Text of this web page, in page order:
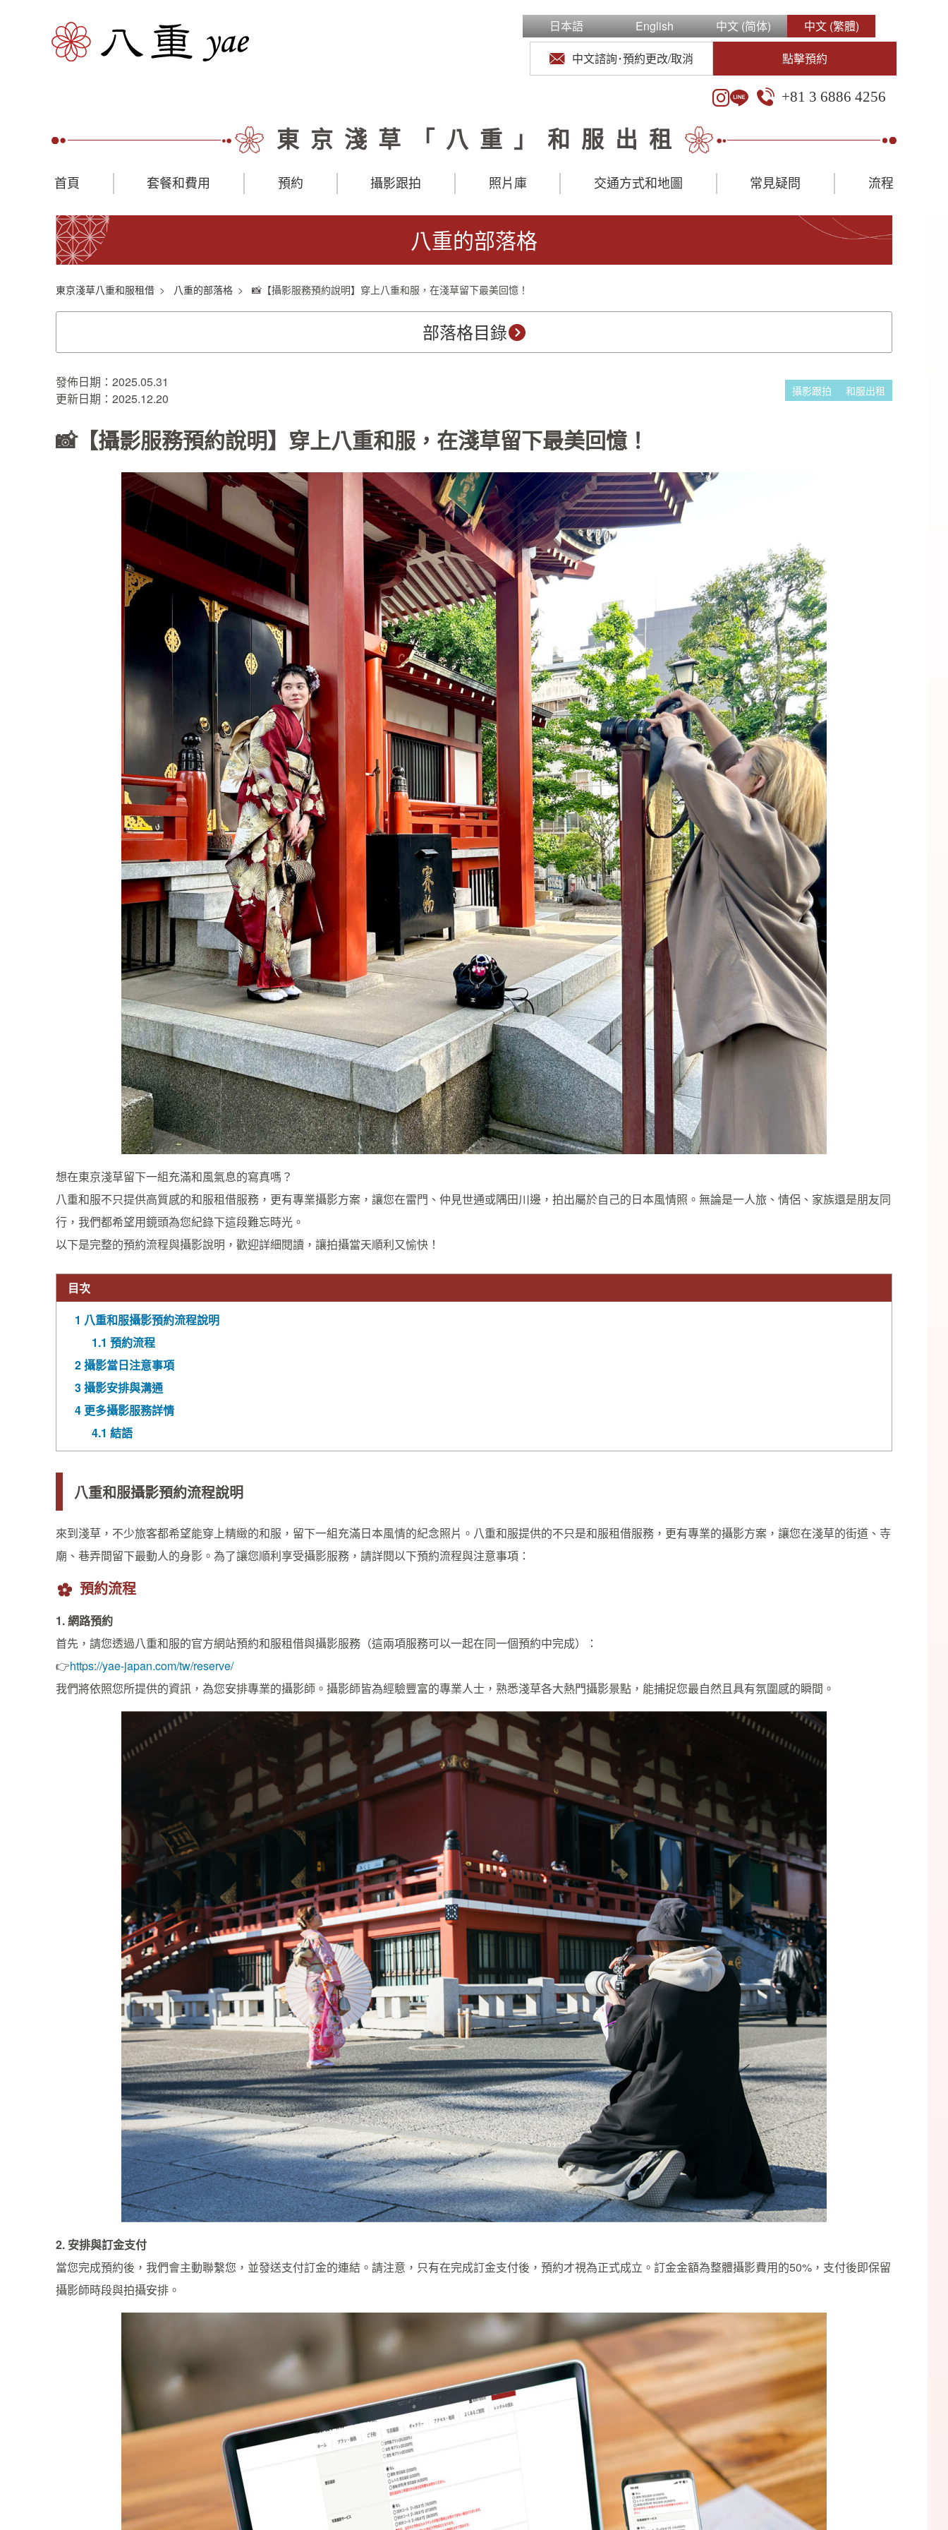
日本語 English 中文 (简体)
中文 (繁體)
中文諮詢･預約更改/取消
點擊預約
+81 3 6886 4256
東京淺草「八重」和服出租
首頁 套餐和費用 預約 攝影跟拍 照片庫 交通方式和地圖 常見疑問 流程
八重的部落格
東京淺草八重和服租借 八重的部落格 📸【攝影服務預約說明】穿上八重和服，在淺草留下最美回憶！
部落格目錄
發佈日期：2025.05.31
更新日期：2025.12.20
攝影跟拍 和服出租
📸【攝影服務預約說明】穿上八重和服，在淺草留下最美回憶！
想在東京淺草留下一組充滿和風氣息的寫真嗎？
八重和服不只提供高質感的和服租借服務，更有專業攝影方案，讓您在雷門、仲見世通或隅田川邊，拍出屬於自己的日本風情照。無論是一人旅、情侶、家族還是朋友同
行，我們都希望用鏡頭為您紀錄下這段難忘時光。
以下是完整的預約流程與攝影說明，歡迎詳細閱讀，讓拍攝當天順利又愉快！
目次
1 八重和服攝影預約流程說明
1.1 預約流程
2攝影當日注意事項
3攝影安排與溝通
4 更多攝影服務詳情
4.1 結語
八重和服攝影預約流程說明
來到淺草，不少旅客都希望能穿上精緻的和服，留下一組充滿日本風情的紀念照片。八重和服提供的不只是和服租借服務，更有專業的攝影方案，讓您在淺草的街道、寺
廟、巷弄間留下最動人的身影。為了讓您順利享受攝影服務，請詳閱以下預約流程與注意事項：
預約流程
1. 網路預約
首先，請您透過八重和服的官方網站預約和服租借與攝影服務（這兩項服務可以一起在同一個預約中完成）：
👉https://yae-japan.com/tw/reserve/
我們將依照您所提供的資訊，為您安排專業的攝影師。攝影師皆為經驗豐富的專業人士，熟悉淺草各大熱門攝影景點，能捕捉您最自然且具有氛圍感的瞬間。
2. 安排與訂金支付
當您完成預約後，我們會主動聯繫您，並發送支付訂金的連結。請注意，只有在完成訂金支付後，預約才視為正式成立。訂金金額為整體攝影費用的50%，支付後即保留
攝影師時段與拍攝安排。